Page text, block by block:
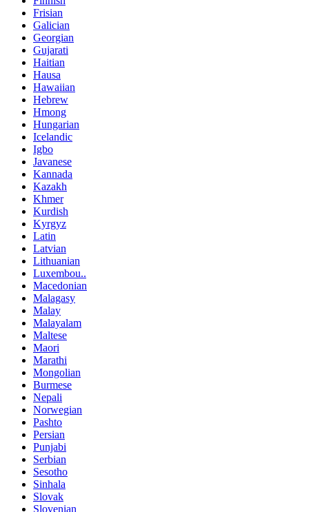
Frisian
Galician
Georgian
Gujarati
Haitian
Hausa
Hawaiian
Hebrew
Hmong
Hungarian
Icelandic
Igbo
Javanese
Kannada
Kazakh
Khmer
Kurdish
Kyrgyz
Latin
Latvian
Lithuanian
Luxembou..
Macedonian
Malagasy
Malay
Malayalam
Maltese
Maori
Marathi
Mongolian
Burmese
Nepali
Norwegian
Pashto
Persian
Punjabi
Serbian
Sesotho
Sinhala
Slovak
Slovenian